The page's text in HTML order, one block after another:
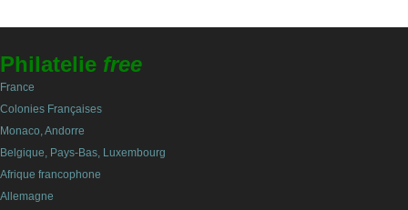
Philatelie free
France
Colonies Françaises
Monaco, Andorre
Belgique, Pays-Bas, Luxembourg
Afrique francophone
Allemagne